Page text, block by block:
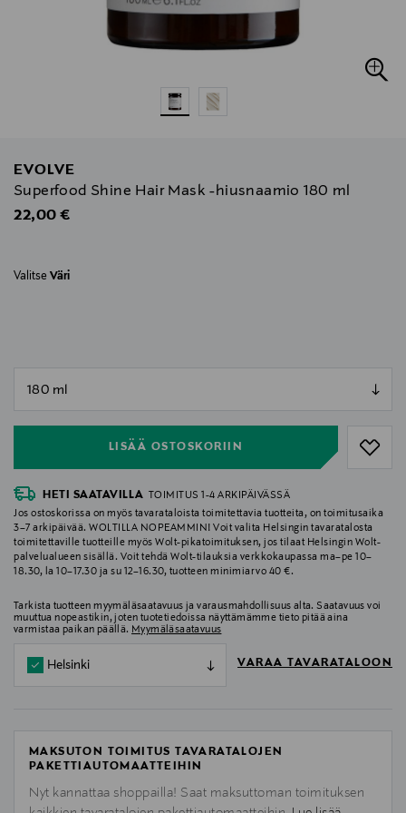
EVOLVE
Superfood Shine Hair Mask -hiusnaamio 180 ml
Original Price
22,00 €
Valitse Väri
LISÄÄ OSTOSKORIIN
null
HETI SAATAVILLA
TOIMITUS 1-4 ARKIPÄIVÄSSÄ
Jos ostoskorissa on myös tavarataloista toimitettavia tuotteita, on toimitusaika
3–7 arkipäivää. WOLTILLA NOPEAMMIN! Voit valita Helsingin tavaratalosta
toimitettaville tuotteille myös Wolt-pikatoimituksen, jos tilaat Helsingin Wolt-
palvelualueen sisällä. Voit tehdä Wolt-tilauksia verkkokaupassa ma–pe 10–
18.30, la 10–17.30 ja su 12–16.30, tuotteen minimiarvo 40 €.
Tarkista tuotteen myymäläsaatavuus ja varausmahdollisuus alta. Saatavuus voi
muuttua nopeastikin, joten tuotetiedoissa näyttämämme tieto pitää aina
varmistaa paikan päällä. Myymäläsaatavuus
Helsinki VARAA TAVARATALOON
MAKSUTON TOIMITUS TAVARATALOJEN
PAKETTIAUTOMAATTEIHIN
Nyt kannattaa shoppailla! Saat maksuttoman toimituksen